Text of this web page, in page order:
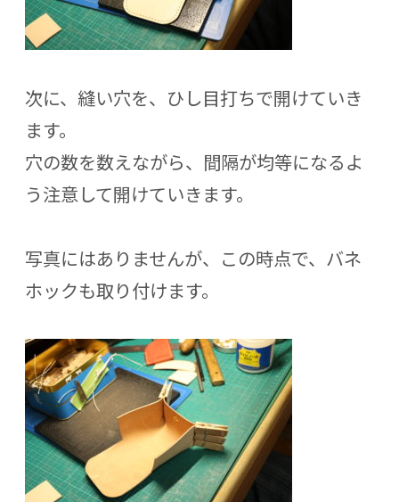
次に、縫い穴を、ひし目打ちで開けていき
ます。
穴の数を数えながら、間隔が均等になるよ
う注意して開けていきます。
写真にはありませんが、この時点で、バネ
ホックも取り付けます。